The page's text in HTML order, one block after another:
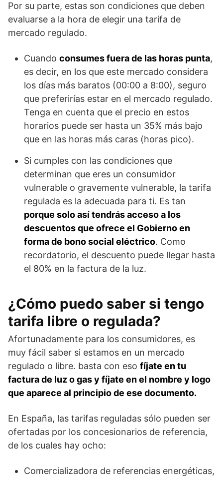
Por su parte, estas son condiciones que deben
evaluarse a la hora de elegir una tarifa de
mercado regulado.
Cuando consumes fuera de las horas punta,
es decir, en los que este mercado considera
los días más baratos (00:00 a 8:00), seguro
que preferirías estar en el mercado regulado.
Tenga en cuenta que el precio en estos
horarios puede ser hasta un 35% más bajo
que en las horas más caras (horas pico).
Si cumples con las condiciones que
determinan que eres un consumidor
vulnerable o gravemente vulnerable, la tarifa
regulada es la adecuada para ti. Es tan
porque solo así tendrás acceso a los
descuentos que ofrece el Gobierno en
forma de bono social eléctrico. Como
recordatorio, el descuento puede llegar hasta
el 80% en la factura de la luz.
¿Cómo puedo saber si tengo
tarifa libre o regulada?
Afortunadamente para los consumidores, es
muy fácil saber si estamos en un mercado
regulado o libre. basta con eso fíjate en tu
factura de luz o gas y fíjate en el nombre y logo
que aparece al principio de ese documento.
En España, las tarifas reguladas sólo pueden ser
ofertadas por los concesionarios de referencia,
de los cuales hay ocho:
Comercializadora de referencias energéticas,